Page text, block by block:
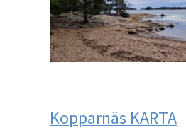
Kopparnäs KARTA